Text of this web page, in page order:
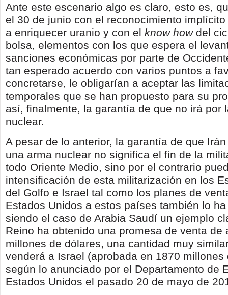
Ante este escenario algo es claro, esto es,
el 30 de junio con el reconocimiento
a enriquecer uranio y con el know howdel
bolsa, elementos con los que espera el
sanciones económicas por parte de
tan esperado acuerdo con varios puntos a
concretarse, le obligarían a aceptar las
temporales que se han propuesto para su
así, finalmente, la garantía de que no irá por
nuclear.
A pesar de lo anterior, la garantía de que
una arma nuclear no significa el fin de la
todo Oriente Medio, sino por el contrario
intensificación de esta militarización en los
del Golfo e Israel tal como los planes de
Estados Unidos a estos países también lo
siendo el caso de Arabia Saudí un ejemplo
Reino ha obtenido una promesa de venta de
millones de dólares, una cantidad muy
venderá a Israel (aprobada en 1870 millones
según lo anunciado por el Departamento de
Estados Unidos el pasado 20 de mayo de